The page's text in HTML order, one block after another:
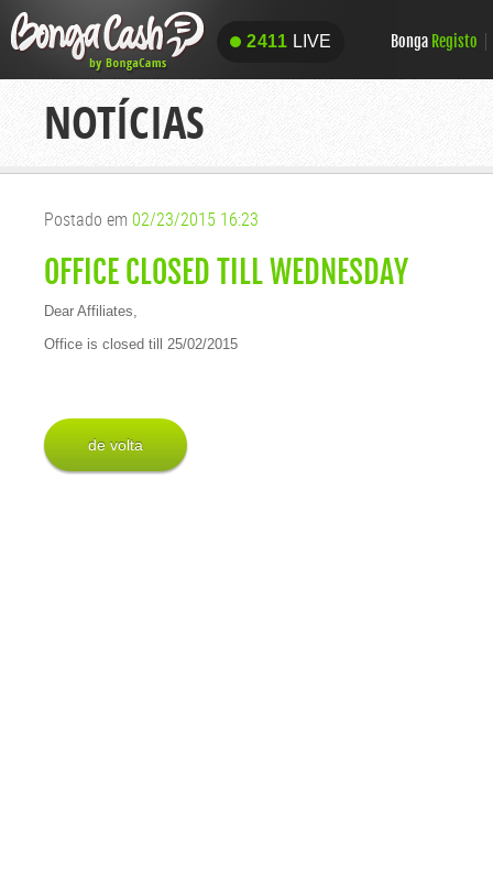
2411 LIVE
2411 LIVE Bonga Registo
NOTÍCIAS
Postado em 02/23/2015 16:23
OFFICE CLOSED TILL WEDNESDAY
Dear Affiliates,
Office is closed till 25/02/2015
de volta